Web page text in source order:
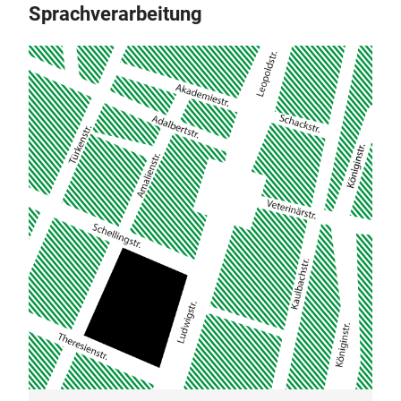
WP 2 / I Praktikumsmodul Experimentalphonetik*
WP 2.1Experimentalphonetik (Praktikum) 6
ECTS, 2 SWS
WP 3 / I Praktikumsmodul Kognitive
Sprachverarbeitung*
WP 3.1 Kognitive Sprachverarbeitung
(Praktikum) 6 ECTS, 2 SWS
3. Semester (Wintersemester)
P 4 Sprachtechnologie und Datenbanken 12 ECTS
P 4.1 Sprachtechnologie 6 ECTS, 2 SWS
P 4.2 Sprachdatenbanken 6 ECTS, 2 SWS
WP 1 / II Praktikumsmodul Sprachtechnologie 12
ECTS
WP 1.2 Projektkurs 6 ECTS, 2 SWS
Sprachverarbeitung